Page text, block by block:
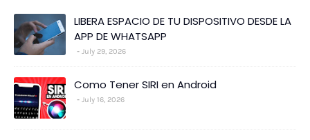
LIBERA ESPACIO DE TU DISPOSITIVO DESDE LA
APP DE WHATSAPP
July 29, 2026
Como Tener SIRI en Android
July 16, 2026